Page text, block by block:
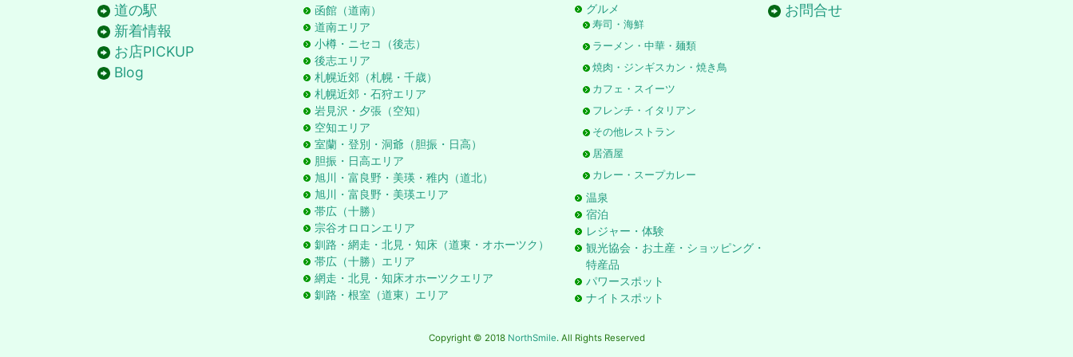
道の駅
新着情報
お店PICKUP
Blog
函館（道南）
道南エリア
小樽・ニセコ（後志）
後志エリア
札幌近郊（札幌・千歳）
札幌近郊・石狩エリア
岩見沢・夕張（空知）
空知エリア
室蘭・登別・洞爺（胆振・日高）
胆振・日高エリア
旭川・富良野・美瑛・稚内（道北）
旭川・富良野・美瑛エリア
帯広（十勝）
宗谷オロロンエリア
釧路・網走・北見・知床（道東・オホーツク）
帯広（十勝）エリア
網走・北見・知床オホーツクエリア
釧路・根室（道東）エリア
グルメ
寿司・海鮮
ラーメン・中華・麺類
焼肉・ジンギスカン・焼き鳥
カフェ・スイーツ
フレンチ・イタリアン
その他レストラン
居酒屋
カレー・スープカレー
温泉
宿泊
レジャー・体験
観光協会・お土産・ショッピング・
特産品
パワースポット
ナイトスポット
お問合せ
Copyright © 2018 NorthSmile. All Rights Reserved